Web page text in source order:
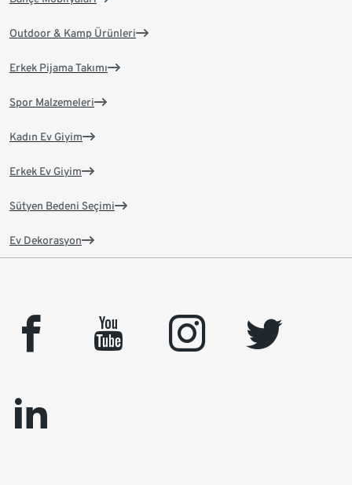
Outdoor & Kamp Ürünleri
Erkek Pijama Takımı
Spor Malzemeleri
Kadın Ev Giyim
Erkek Ev Giyim
Sütyen Bedeni Seçimi
Ev Dekorasyon
facebook youtube instagram
twitter
linkedin